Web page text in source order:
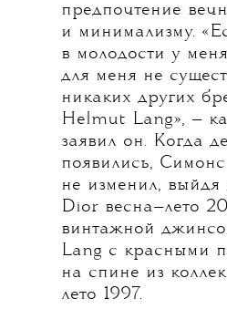
предпочтение
и минимализму.
в молодости у
для меня не
никаких других
Helmut Lang», —
заявил он. Когда
появились, Симонс
не изменил,
Dior весна—лето
винтажной
Lang с красными
на спине из
лето 1997.